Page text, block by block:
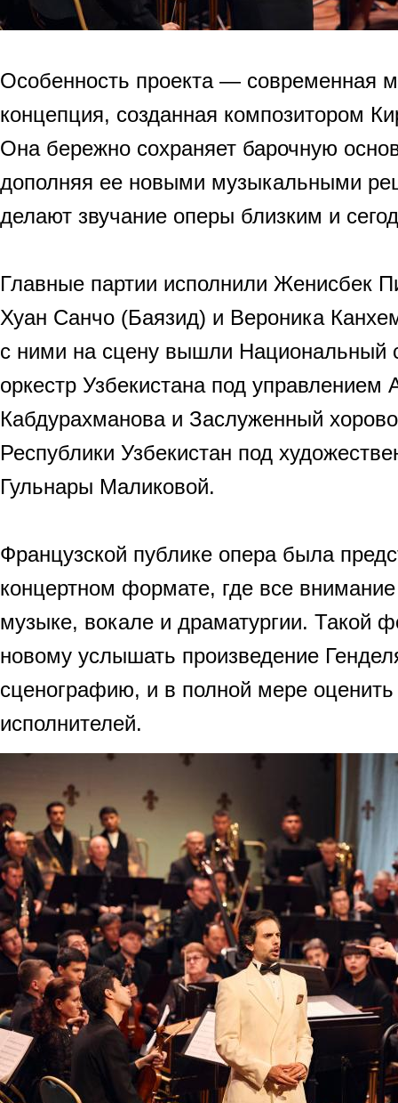
Особенность проекта — современная
концепция, созданная композитором
Она бережно сохраняет барочную
дополняя ее новыми музыкальными
делают звучание оперы близким и
Главные партии исполнили Женисбек
Хуан Санчо (Баязид) и Вероника
с ними на сцену вышли Национальный
оркестр Узбекистана под управлением
Кабдурахманова и Заслуженный
Республики Узбекистан под
Гульнары Маликовой.
Французской публике опера была
концертном формате, где все
музыке, вокале и драматургии. Такой
новому услышать произведение
сценографию, и в полной мере оценить
исполнителей.